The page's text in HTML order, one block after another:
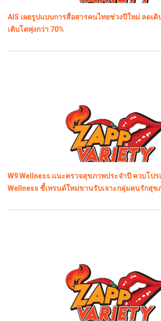
AIS เผยรูปแบบการสื่อสารคนไทยช่วงปีใหม่ ลดเ
เติบโตพุ่งกว่า 70%
W9 Wellness แนะตรวจสุขภาพประจำปี ควบโปร
Wellness ชี้เทรนด์ใหม่ขานรับเจาะกลุ่มคนรักสุข